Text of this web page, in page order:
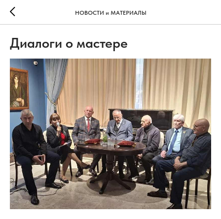
НОВОСТИ и МАТЕРИАЛЫ
Диалоги о мастере